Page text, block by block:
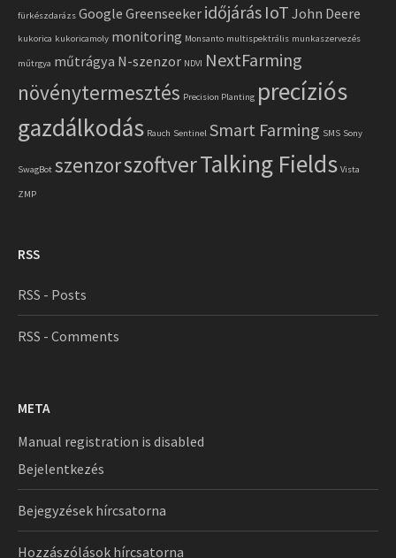
fürkészdarázs Google Greenseeker időjárás IoT John Deere
kukorica kukoricamoly monitoring Monsanto multispektrális munkaszervezés
műtrgya műtrágya N-szenzor NDVI NextFarming
növénytermesztés Precision Planting precíziós
gazdálkodás Rauch Sentinel Smart Farming SMS Sony
SwagBot szenzorszoftverTalking Fields Vista
ZMP
RSS
RSS - Posts
RSS - Comments
META
Manual registration is disabled
Bejelentkezés
Bejegyzések hírcsatorna
Hozzászólások hírcsatorna